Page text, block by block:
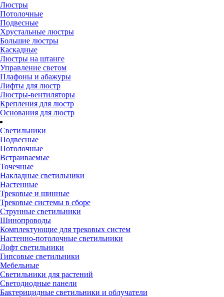
Люстры
Потолочные
Подвесные
Хрустальные люстры
Большие люстры
Каскадные
Люстры на штанге
Управление светом
Плафоны и абажуры
Лифты для люстр
Люстры-вентиляторы
Крепления для люстр
Основания для люстр
Светильники
Подвесные
Потолочные
Встраиваемые
Точечные
Накладные светильники
Настенные
Трековые и шинные
Трековые системы в сборе
Струнные светильники
Шинопроводы
Комплектующие для трековых систем
Настенно-потолочные светильники
Лофт светильники
Гипсовые светильники
Мебельные
Светильники для растений
Светодиодные панели
Бактерицидные светильники и облучатели